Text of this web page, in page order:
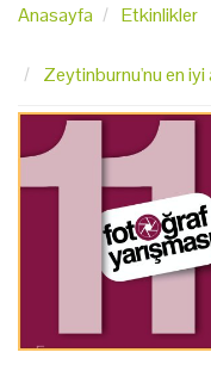
Anasayfa Etkinlikler
Zeytinburnu'nu en